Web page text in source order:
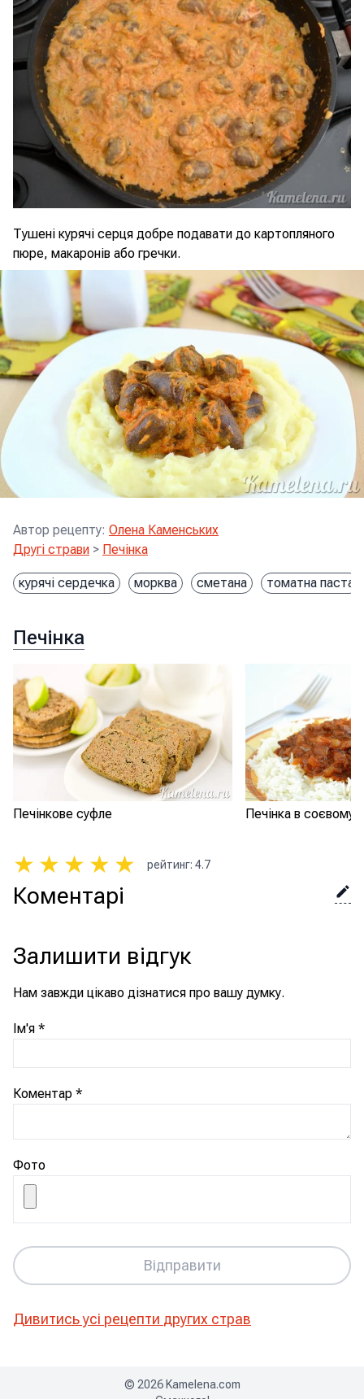
Тушені курячі серця добре подавати до картопляного
пюре, макаронів або гречки.
Автор рецепту: Олена Каменських
Другі страви > Печінка
курячі сердечка морква сметана томатна паста
Печінка
Печінкове суфле Печінка в соєвому
★ ★ ★ ★ ★ рейтинг: 4.7
Коментарі
Залишити відгук
Нам завжди цікаво дізнатися про вашу думку.
Ім'я *
Коментар *
Фото
Відправити
Дивитись усі рецепти других страв
© 2026 Kamelena.com